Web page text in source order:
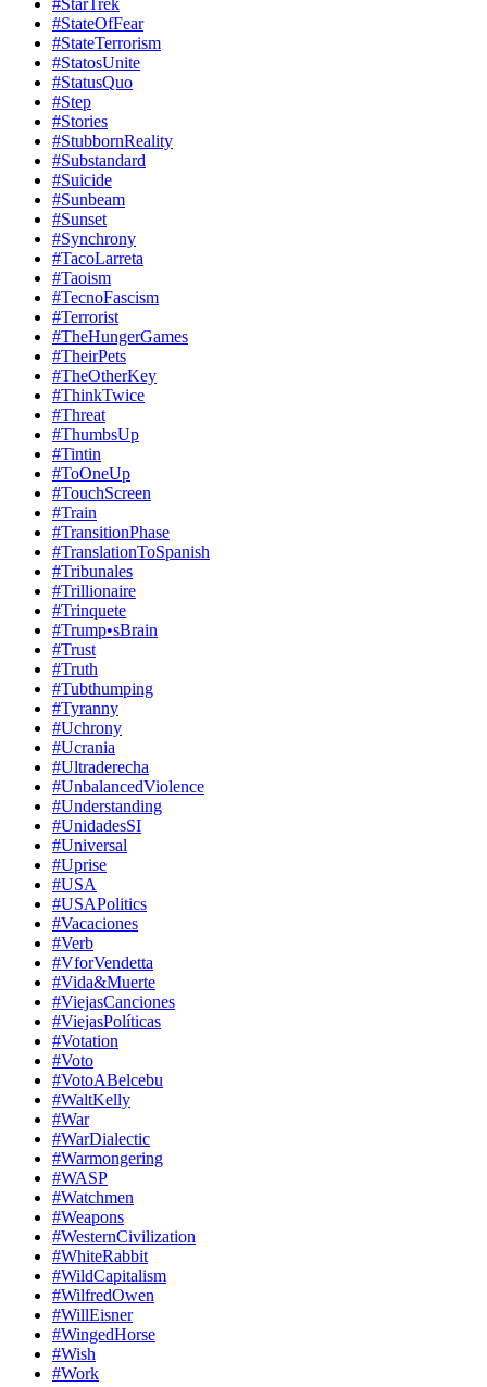
#StarTrek
#StateOfFear
#StateTerrorism
#StatosUnite
#StatusQuo
#Step
#Stories
#StubbornReality
#Substandard
#Suicide
#Sunbeam
#Sunset
#Synchrony
#TacoLarreta
#Taoism
#TecnoFascism
#Terrorist
#TheHungerGames
#TheirPets
#TheOtherKey
#ThinkTwice
#Threat
#ThumbsUp
#Tintin
#ToOneUp
#TouchScreen
#Train
#TransitionPhase
#TranslationToSpanish
#Tribunales
#Trillionaire
#Trinquete
#Trump•sBrain
#Trust
#Truth
#Tubthumping
#Tyranny
#Uchrony
#Ucrania
#Ultraderecha
#UnbalancedViolence
#Understanding
#UnidadesSI
#Universal
#Uprise
#USA
#USAPolitics
#Vacaciones
#Verb
#VforVendetta
#Vida&Muerte
#ViejasCanciones
#ViejasPolíticas
#Votation
#Voto
#VotoABelcebu
#WaltKelly
#War
#WarDialectic
#Warmongering
#WASP
#Watchmen
#Weapons
#WesternCivilization
#WhiteRabbit
#WildCapitalism
#WilfredOwen
#WillEisner
#WingedHorse
#Wish
#Work